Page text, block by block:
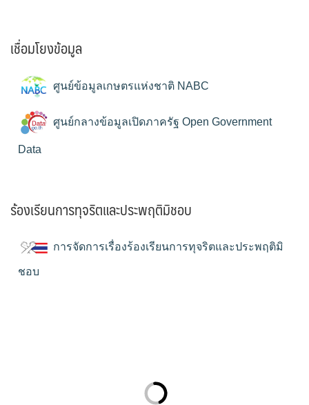
เชื่อมโยงข้อมูล
ศูนย์ข้อมูลเกษตรแห่งชาติ NABC
ศูนย์กลางข้อมูลเปิดภาครัฐ Open Government
Data
ร้องเรียนการทุจริตและประพฤติมิชอบ
การจัดการเรื่องร้องเรียนการทุจริตและประพฤติมิ
ชอบ